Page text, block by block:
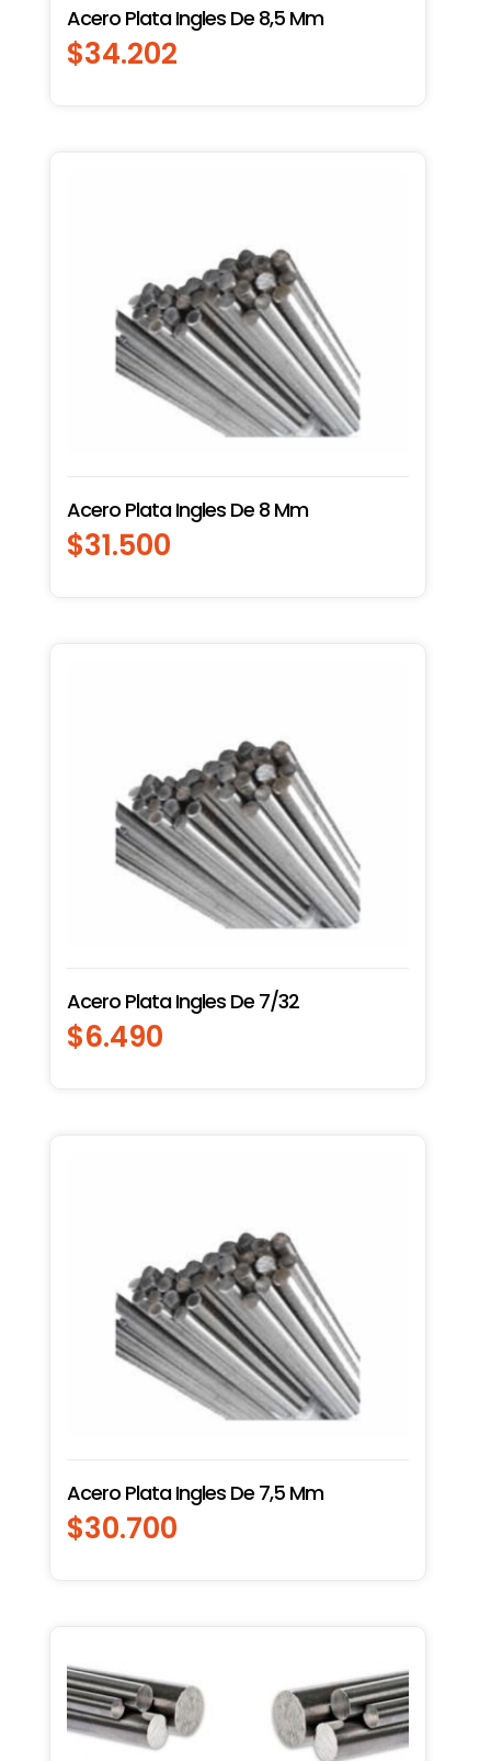
Acero Plata Ingles De 8,5 Mm
$34.202
Acero Plata Ingles De 8 Mm
$31.500
Acero Plata Ingles De 7/32
$6.490
Acero Plata Ingles De 7,5 Mm
$30.700